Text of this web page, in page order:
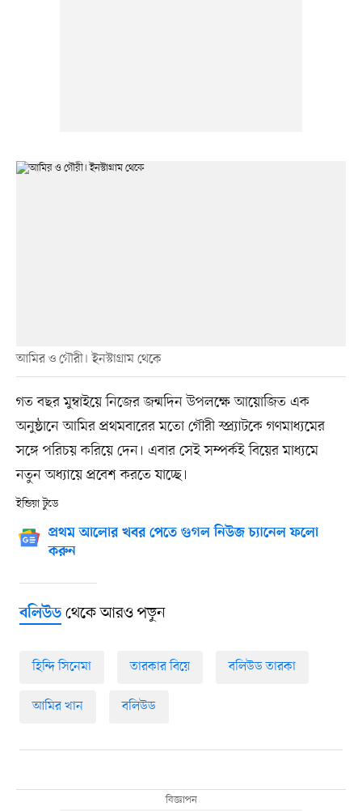
আমির ও গৌরী। ইনস্টাগ্রাম থেকে
গত বছর মুম্বাইয়ে নিজের জন্মদিন উপলক্ষে আয়োজিত এক
অনুষ্ঠানে আমির প্রথমবারের মতো গৌরী স্প্র্যাটকে গণমাধ্যমের
সঙ্গে পরিচয় করিয়ে দেন। এবার সেই সম্পর্কই বিয়ের মাধ্যমে
নতুন অধ্যায়ে প্রবেশ করতে যাচ্ছে।
ইন্ডিয়া টুডে
প্রথম আলোর খবর পেতে গুগল নিউজ চ্যানেল ফলো
করুন
বলিউডথেকে আরও পড়ুন
হিন্দি সিনেমা তারকার বিয়ে বলিউড তারকা
আমির খান বলিউড